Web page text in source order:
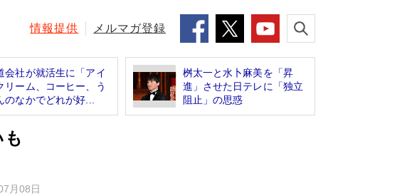
情報提供 メルマガ登録
会社が就活生に「アイ
リーム、コーヒー、う
のなかでどれが好...
桝太一と水卜麻美を「昇
進」させた日テレに「独立
阻止」の思惑
月08日